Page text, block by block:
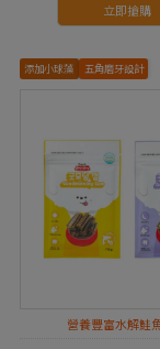
立即搶購
添加小球藻 五角磨牙設計
營養豐富水解鮭